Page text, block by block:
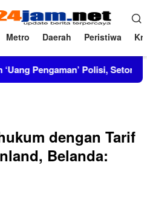
Metro Daerah Peristiwa
Polisi, Setor Rp2,5 Juta
dengan Tarif
Belanda: